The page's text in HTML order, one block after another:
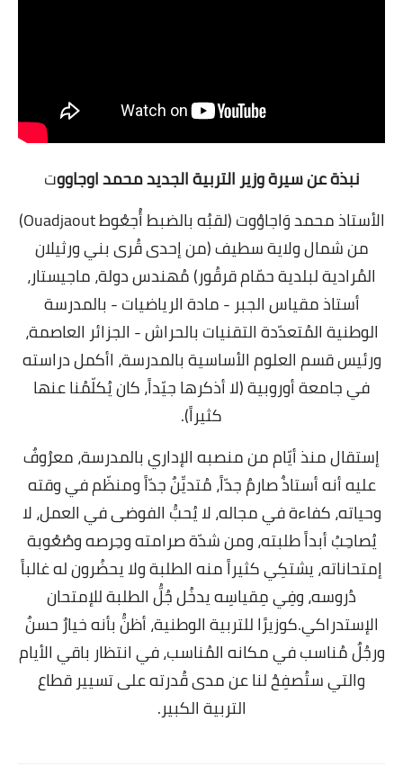
نبذة عن سيرة وزير التربية الجديد محمد اوجاووت
الأستاذ محمد وَاجاوُوت (لقبُه بالضبط أُجعُوط Ouadjaout)
من شمال ولاية سطيف (من إحدى قُرى بني ورثيلان
المُرادية لبلدية حمّام قرقُور) مُهندس دولة، ماجيستار،
أستاذ مقياس الجبر - مادة الرياضيات - بالمدرسة
الوطنية المُتعدّدة التقنيات بالحراش - الجزائر العاصمة،
ورئيس قسم العلوم الأساسية بالمدرسة، اأكمل دراسته
في جامعة أوروبية (لا أذكرها جيّداً، كان يُكلّمُنا عنها
كثيراً).
إستقال منذ أيّام من منصبه الإداري بالمدرسة، معرُوفٌ
عليه أنه أستاذٌ صارمٌ جدّاً، مُتديِّنٌ جدّاً ومنظّم في وقته
وحياته، كفاءة في مجاله، لا يُحبُّ الفوضى في العمل، لا
يُصاحِبُ أبداً طلبته، ومن شدّة صرامته وحِرصه وصُعُوبة
إمتحاناته، يشتكِي كثيراً منه الطلبة ولا يحضُرون له غالباً
دُروسه، وفِي مِقياسِه يدخُل جُلُّ الطلبة للإمتحان
الإستدراكي.كوزيرًا للتربية الوطنية، أظنُّ بأنه خيارٌ حسنٌ
ورجُلٌ مُناسب في مكانه المُناسب، في انتظار باقي الأيام
والتي ستُصفِحُ لنا عن مدى قُدرته على تسيير قطاع
التربية الكبير.